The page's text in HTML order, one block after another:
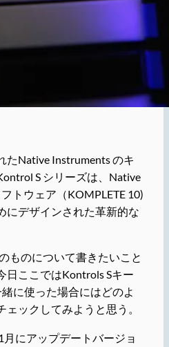
たNative Instruments のキ
S シリーズは、Native
トウェア（KOMPLETE 10)
にデザインされた革新的な
ものについて書きたいこと
日ここではKontrols Sキー
に使った場合にはどのよ
ックしてみようと思う。
にアップデートバージョ